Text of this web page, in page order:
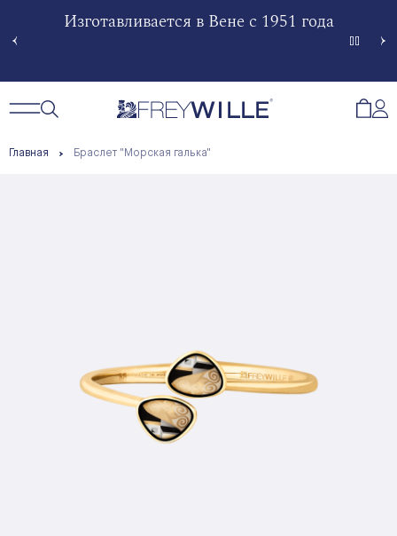
Изготавливается в Вене с 1951 года
Открыть / Закрыть навигацию
Открытый поиск
Главная Браслет "Морская галька"